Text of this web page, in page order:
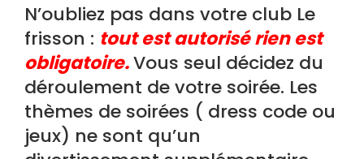
N’oubliez pas dans votre club Le
frisson : tout est autorisé rien est
obligatoire.Vous seul décidez du
déroulement de votre soirée. Les
thèmes de soirées ( dress code ou
jeux) ne sont qu’un